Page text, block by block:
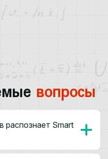
вопросы
распознает Smart